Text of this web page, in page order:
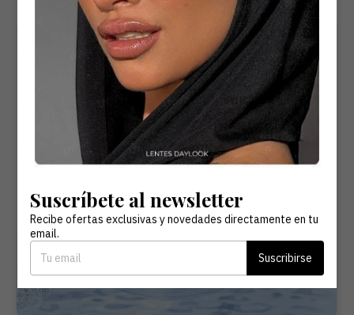
Material Hioxifilcon
Suavidad Extrema con Excelente Transpiración
Suscríbete al newsletter
Recibe ofertas exclusivas y novedades directamente en tu
email.
Suscribirse